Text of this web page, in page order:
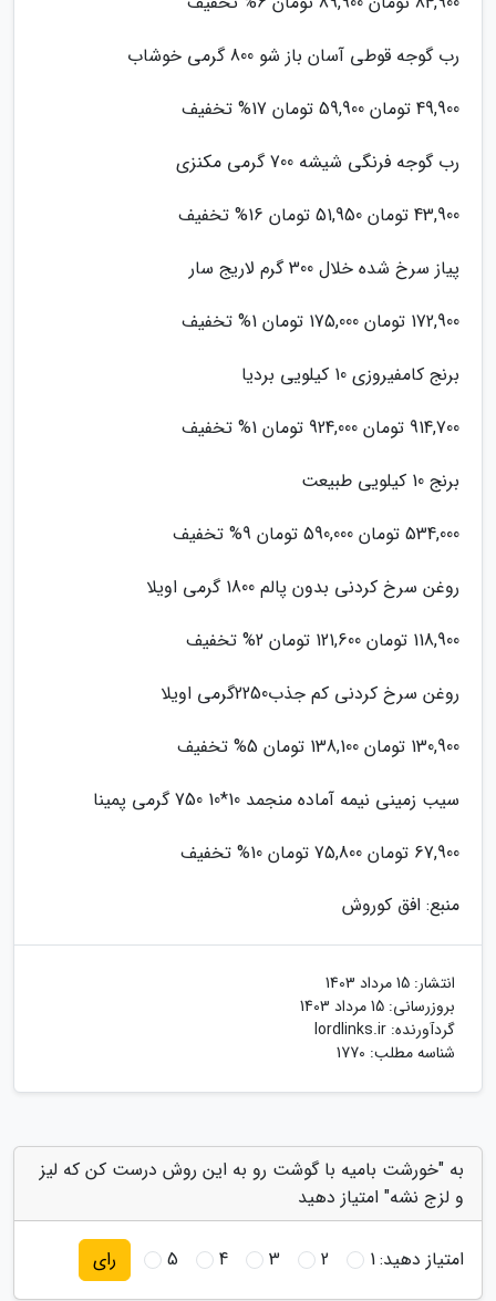
رب گوجه قوطی آسان باز شو 800 گرمی خوشاب
49,900 تومان 59,900 تومان 17% تخفیف
رب گوجه فرنگی شیشه 700 گرمی مکنزی
43,900 تومان 51,950 تومان 16% تخفیف
پیاز سرخ شده خلال 300 گرم لاریج سار
172,900 تومان 175,000 تومان 1% تخفیف
برنج کامفیروزی 10 کیلویی بردیا
914,700 تومان 924,000 تومان 1% تخفیف
برنج 10 کیلویی طبیعت
534,000 تومان 590,000 تومان 9% تخفیف
روغن سرخ کردنی بدون پالم 1800 گرمی اویلا
118,900 تومان 121,600 تومان 2% تخفیف
روغن سرخ کردنی کم جذب2250گرمی اویلا
130,900 تومان 138,100 تومان 5% تخفیف
سیب زمینی نیمه آماده منجمد 10*10 750 گرمی پمینا
67,900 تومان 75,800 تومان 10% تخفیف
منبع: افق کوروش
انتشار: 15 مرداد 1403
بروزرسانی: 15 مرداد 1403
گردآورنده: lordlinks.ir
شناسه مطلب: 1770
به "خورشت بامیه با گوشت رو به این روش درست کن که لیز
و لزج نشه" امتیاز دهید
امتیاز دهید:1
2
3
4
5 رای